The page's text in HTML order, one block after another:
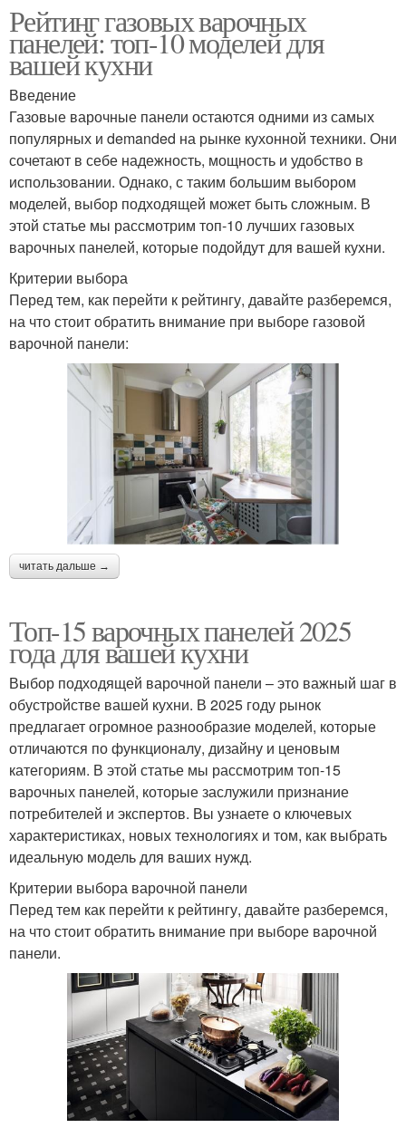
Рейтинг газовых варочных
панелей: топ-10 моделей для
вашей кухни
Введение
Газовые варочные панели остаются одними из самых
популярных и demanded на рынке кухонной техники. Они
сочетают в себе надежность, мощность и удобство в
использовании. Однако, с таким большим выбором
моделей, выбор подходящей может быть сложным. В
этой статье мы рассмотрим топ-10 лучших газовых
варочных панелей, которые подойдут для вашей кухни.
Критерии выбора
Перед тем, как перейти к рейтингу, давайте разберемся,
на что стоит обратить внимание при выборе газовой
варочной панели:
читать дальше →
Топ-15 варочных панелей 2025
года для вашей кухни
Выбор подходящей варочной панели – это важный шаг в
обустройстве вашей кухни. В 2025 году рынок
предлагает огромное разнообразие моделей, которые
отличаются по функционалу, дизайну и ценовым
категориям. В этой статье мы рассмотрим топ-15
варочных панелей, которые заслужили признание
потребителей и экспертов. Вы узнаете о ключевых
характеристиках, новых технологиях и том, как выбрать
идеальную модель для ваших нужд.
Критерии выбора варочной панели
Перед тем как перейти к рейтингу, давайте разберемся,
на что стоит обратить внимание при выборе варочной
панели.